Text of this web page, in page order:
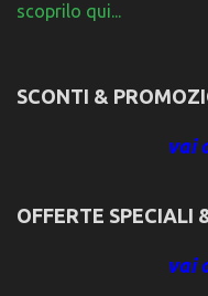
scoprilo qui...
SCONTI &
vai
OFFERTE SPECIALI
vai